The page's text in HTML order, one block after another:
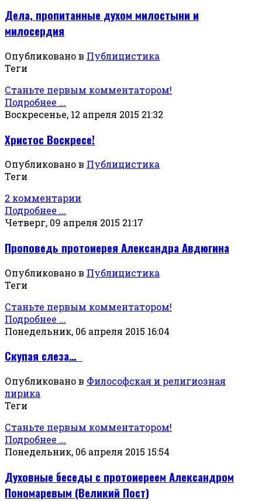
Дела, пропитанные духом милостыни и
милосердия
Опубликовано в Публицистика
Теги
Станьте первым комментатором!
Подробнее ...
Воскресенье, 12 апреля 2015 21:32
Христос Воскресе!
Опубликовано в Публицистика
Теги
2 комментарии
Подробнее ...
Четверг, 09 апреля 2015 21:17
Проповедь протоиерея Александра Авдюгина
Опубликовано в Публицистика
Теги
Станьте первым комментатором!
Подробнее ...
Понедельник, 06 апреля 2015 16:04
Скупая слеза…
Опубликовано в Философская и религиозная
лирика
Теги
Станьте первым комментатором!
Подробнее ...
Понедельник, 06 апреля 2015 15:54
Духовные беседы с протоиереем Александром
Пономаревым (Великий Пост)